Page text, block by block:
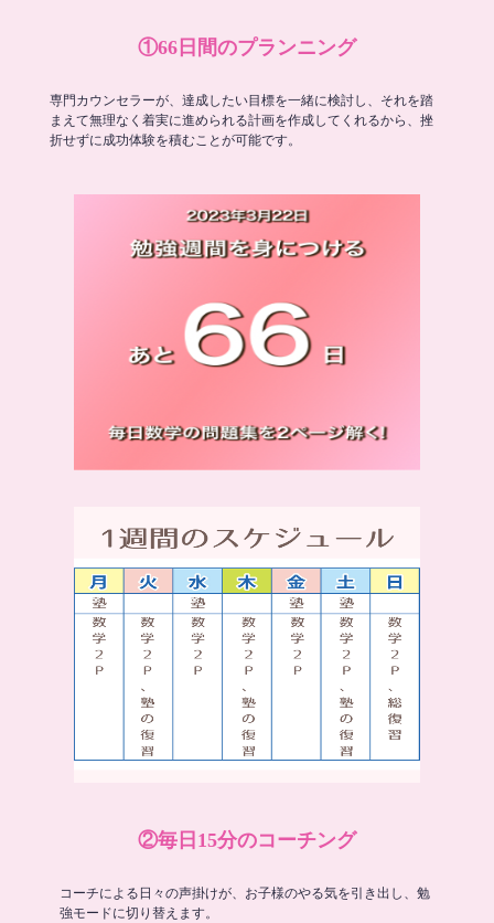
①66日間のプランニング
専門カウンセラーが、達成したい目標を一緒に検討し、それを踏
まえて無理なく着実に進められる計画を作成してくれるから、挫
折せずに成功体験を積むことが可能です。
②毎日15分のコーチング
コーチによる日々の声掛けが、お子様のやる気を引き出し、勉
強モードに切り替えます。